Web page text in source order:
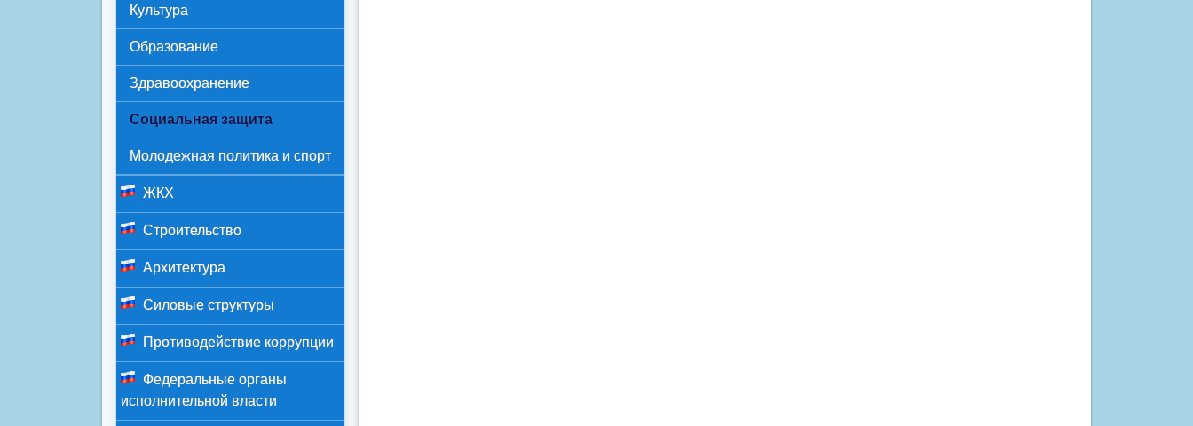
Культура
Образование
Здравоохранение
Социальная защита
Молодежная политика и спорт
ЖКХ
Строительство
Архитектура
Силовые структуры
Противодействие коррупции
Федеральные органы
исполнительной власти